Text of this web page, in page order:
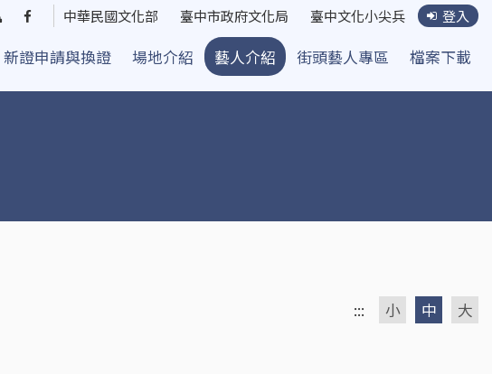
網
導
覽
臺
街
頭
中華民國文化部 臺中市政府文化局 臺中文化小尖兵 登入
新證申請與換證 場地介紹 藝人介紹 街頭藝人專區
檔案下載
::: 小 中 大